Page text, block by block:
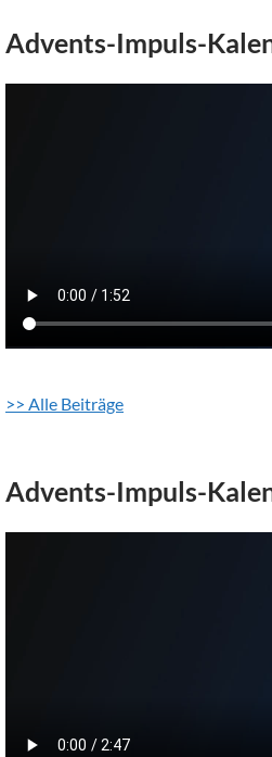
Advents-Impuls-
>> Alle Beiträge
Advents-Impuls-